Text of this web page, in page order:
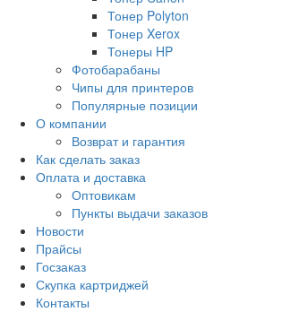
Тонер Polyton
Тонер Xerox
Тонеры HP
Фотобарабаны
Чипы для принтеров
Популярные позиции
О компании
Возврат и гарантия
Как сделать заказ
Оплата и доставка
Оптовикам
Пункты выдачи заказов
Новости
Прайсы
Госзаказ
Скупка картриджей
Контакты